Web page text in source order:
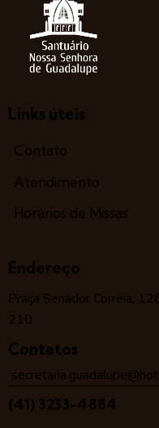
Links úteis
Contato
Atendimento
Horários de Missas
Endereço
Praça Senador Correia,
210
Contatos
(41) 3233-4884